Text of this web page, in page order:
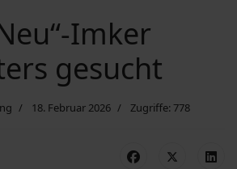
Imker
gesucht
18. Februar 2026 Zugriffe: 778